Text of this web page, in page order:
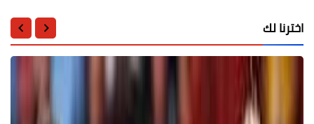
اخترنا لك